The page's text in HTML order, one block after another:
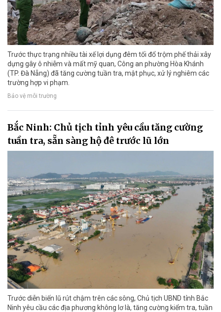
Trước thực trạng nhiều tài xế lợi dụng đêm tối đổ trộm phế thải xây
dựng gây ô nhiễm và mất mỹ quan, Công an phường Hòa Khánh
(TP. Đà Nẵng) đã tăng cường tuần tra, mật phục, xử lý nghiêm các
trường hợp vi phạm.
Bảo vệ môi trường
Bắc Ninh: Chủ tịch tỉnh yêu cầu tăng cường
tuần tra, sẵn sàng hộ đê trước lũ lớn
Trước diễn biến lũ rút chậm trên các sông, Chủ tịch UBND tỉnh Bắc
Ninh yêu cầu các địa phương không lơ là, tăng cường kiểm tra, tuần